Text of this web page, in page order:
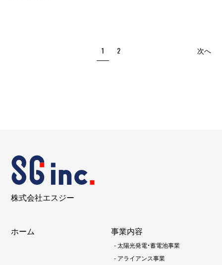
1 2 次へ
株式会社エスジー
ホーム 事業内容
-太陽光発電・蓄電池事業
- アライアンス事業